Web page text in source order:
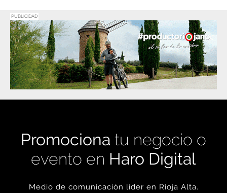
PUBLICIDAD
Promociona tu negocio o
evento en Haro Digital
Medio de comunicación líder en Rioja Alta.